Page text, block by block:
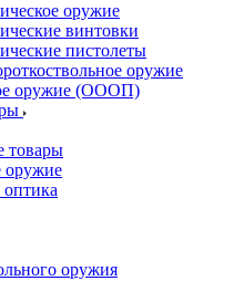
оружие
винтовки
пистолеты
оружие
оружие (ОООП)
товары
оружие
оружия